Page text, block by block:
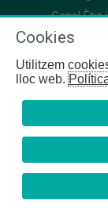
Canal Ètic
Cookies
Utilitzem
lloc web.